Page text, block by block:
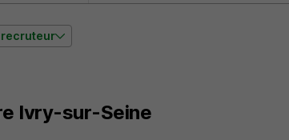
recruteur
Ivry-sur-Seine